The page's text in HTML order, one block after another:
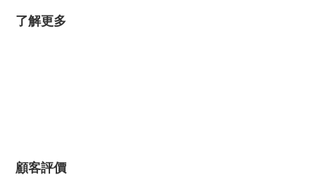
了解更多
顧客評價